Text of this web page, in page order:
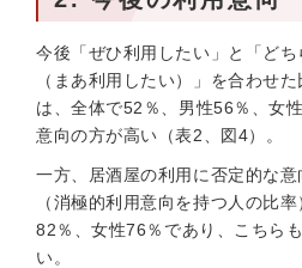
今後「ぜひ利用したい」と「ど
（まあ利用したい）」を合わせ
は、全体で52％、男性56％、女
意向の方が高い（表2、図4）。
一方、居酒屋の利用に否定的な
（消極的利用意向を持つ人の比
82％、女性76％であり、こちら
い。